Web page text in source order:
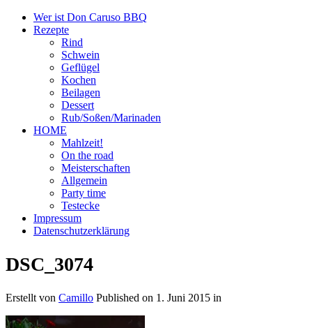
Wer ist Don Caruso BBQ
Rezepte
Rind
Schwein
Geflügel
Kochen
Beilagen
Dessert
Rub/Soßen/Marinaden
HOME
Mahlzeit!
On the road
Meisterschaften
Allgemein
Party time
Testecke
Impressum
Datenschutzerklärung
DSC_3074
Erstellt von Camillo Published on 1. Juni 2015 in